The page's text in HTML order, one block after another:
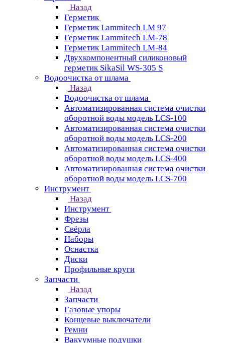
Назад
Герметик
Герметик Lammitech LM 97
Герметик Lammitech LM-78
Герметик Lammitech LM-84
Двухкомпонентный силиконовый
герметик SikaSil WS-305 S
Водоочистка от шлама
Назад
Водоочистка от шлама
Автоматизированная система очистки
оборотной воды модель LCS-100
Автоматизированная система очистки
оборотной воды модель LCS-200
Автоматизированная система очистки
оборотной воды модель LCS-400
Автоматизированная система очистки
оборотной воды модель LCS-700
Инструмент
Назад
Инструмент
Фрезы
Свёрла
Наборы
Оснастка
Диски
Профильные круги
Запчасти
Назад
Запчасти
Газовые упоры
Концевые выключатели
Ремни
Вакуумные подушки